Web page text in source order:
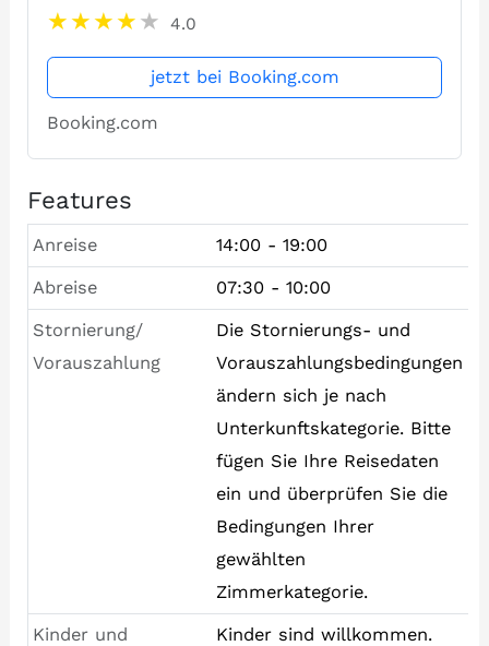
4.0
jetzt bei Booking.com
Booking.com
Features
Anreise 14:00 - 19:00
Abreise 07:30 - 10:00
Stornierung/
Vorauszahlung
Die Stornierungs- und
Vorauszahlungsbedingungen
ändern sich je nach
Unterkunftskategorie. Bitte
fügen Sie Ihre Reisedaten
ein und überprüfen Sie die
Bedingungen Ihrer
gewählten
Zimmerkategorie.
Kinder und
Kinder sind willkommen.